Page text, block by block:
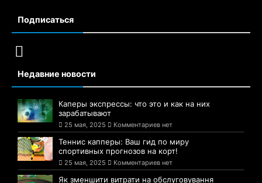
Подписаться
Недавние новости
Каперы экспрессы: что это и как на них
зарабатывают
25 мая, 2025 Комментариев нет
Теннис капперы: Ваш гид по миру
спортивных прогнозов на корт!
25 мая, 2025 Комментариев нет
Як зменшити витрати на обслуговування